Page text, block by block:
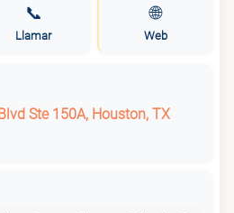
📞
Llamar
🌐
Web
Ste 150A, Houston, TX